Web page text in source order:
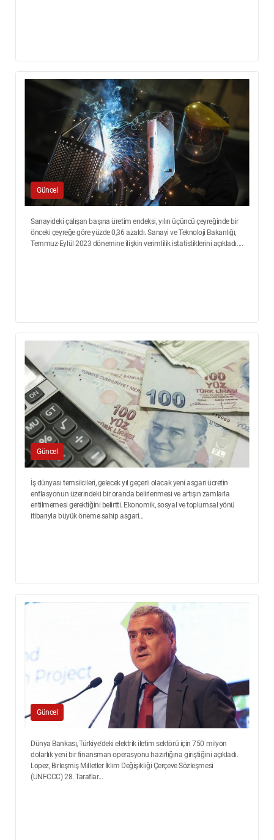
Güncel
Sanayideki çalışan başına üretim endeksi, yılın üçüncü çeyreğinde bir
önceki çeyreğe göre yüzde 0,36 azaldı. Sanayi ve Teknoloji Bakanlığı,
Temmuz-Eylül 2023 dönemine ilişkin verimlilik istatistiklerini açıkladı....
Güncel
İş dünyası temsilcileri, gelecek yıl geçerli olacak yeni asgari ücretin
enflasyonun üzerindeki bir oranda belirlenmesi ve artışın zamlarla
eritilmemesi gerektiğini belirtti. Ekonomik, sosyal ve toplumsal yönü
itibarıyla büyük öneme sahip asgari...
Güncel
Dünya Bankası, Türkiye'deki elektrik iletim sektörü için 750 milyon
dolarlık yeni bir finansman operasyonu hazırlığına giriştiğini açıkladı.
Lopez, Birleşmiş Milletler İklim Değişikliği Çerçeve Sözleşmesi
(UNFCCC) 28. Taraflar...